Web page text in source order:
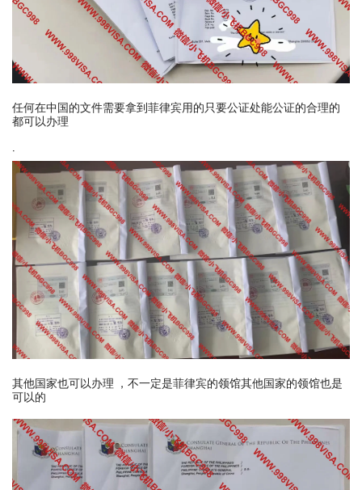
任何在中国的文件需要拿到菲律宾用的只要公证处能公证的合理的
都可以办理
·
其他国家也可以办理 ，不一定是菲律宾的领馆其他国家的领馆也是
可以的